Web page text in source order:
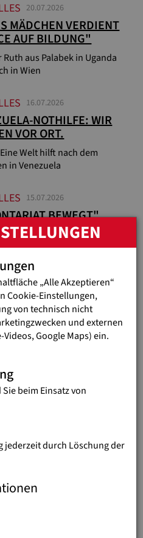
20.07.2026
MÄDCHEN VERDIENT
AUF BILDUNG"
aus Palabek in Uganda
in Wien
16.07.2026
NOTHILFE: WIR
VOR ORT.
Welt hilft nach dem
in Venezuela
15.07.2026
BEWEGT"
24 FREIWILLIGE
Korinna Schumann
junger Menschen.
01.07.2026
IN VENEZUELA:
WEDAN VOR ORT
berichtet von
können Kinderrechte im
wirksam geschützt
„Alle Akzeptieren“
Cookie-Einstellungen,
von technisch nicht
und externen
Google Maps) ein.
beim Einsatz von
jederzeit durch Löschung der